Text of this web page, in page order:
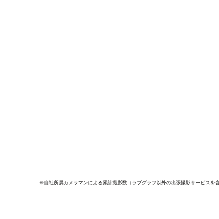
※自社所属カメラマンによる累計撮影数（ラブグラフ以外の出張撮影サービスを